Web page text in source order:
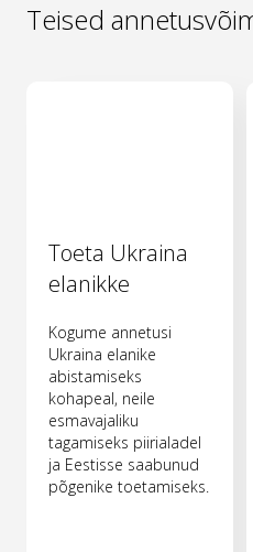
Teised
Toeta Ukraina
elanikke
Kogume annetusi
Ukraina elanike
abistamiseks
kohapeal, neile
esmavajaliku
tagamiseks piirialadel
ja Eestisse saabunud
põgenike toetamiseks.